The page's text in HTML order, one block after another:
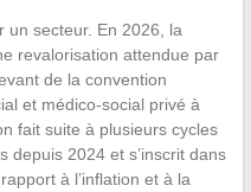
un secteur. En 2026, la
revalorisation attendue par
de la convention
et médico-social privé à
fait suite à plusieurs cycles
depuis 2024 et s’inscrit dans
à l’inflation et à la